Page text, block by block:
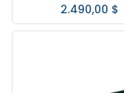
2.490,00 $